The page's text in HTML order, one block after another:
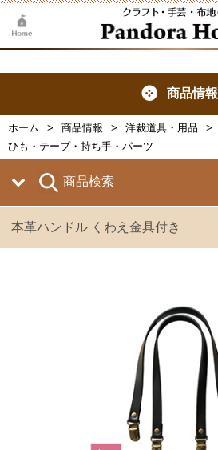
商品情報
ホーム 商品情報
洋裁道具・用品
ひも・テープ・持ち手・パーツ
商品検索
本革ハンドル くわえ金具付き